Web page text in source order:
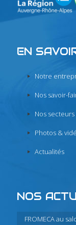
EN
Notre
Nos savoir-
Nos
Photos &
Actualités
NOS
FROMECA au